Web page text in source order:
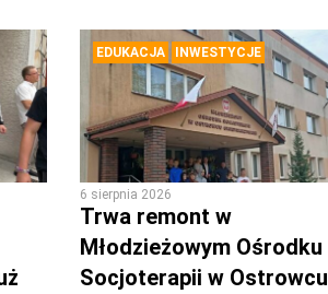
EDUKACJA INWESTYCJE
6 sierpnia 2026
Trwa remont w
Młodzieżowym Ośrodku
Socjoterapii w Ostrowcu